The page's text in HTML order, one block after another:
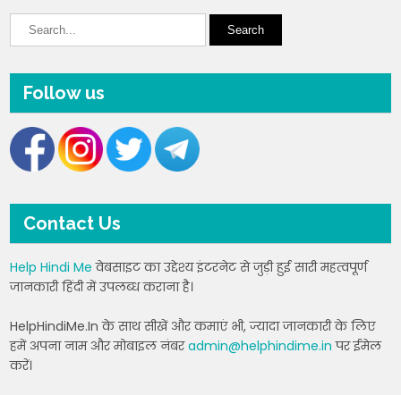
Follow us
Contact Us
Help Hindi Me वेबसाइट का उद्देश्य इंटरनेट से जुड़ी हुई सारी महत्वपूर्ण
जानकारी हिंदी में उपलब्ध कराना है।
HelpHindiMe.In के साथ सीखें और कमाएं भी, ज्यादा जानकारी के लिए
हमें अपना नाम और मोबाइल नंबरadmin@helphindime.in पर ईमेल
करें।